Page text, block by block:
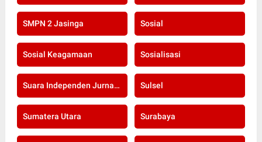
SMPN 2 Jasinga Sosial
Sosial Keagamaan Sosialisasi
Suara Independen Jurnalis Indonesia Sulsel
Sumatera Utara Surabaya